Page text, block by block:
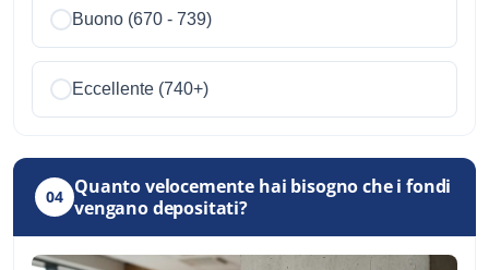
Buono (670 - 739)
Eccellente (740+)
04 Quanto velocemente hai bisogno che i fondi
vengano depositati?